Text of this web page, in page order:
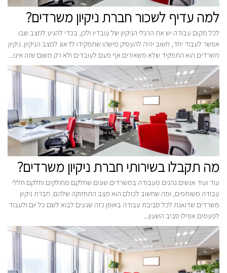
למה עדיף לשכור חברת ניקיון משרדים?
לכל מקום עבודה יש את הרגלי הניקיון של עובדיו ולכן, בכדי להגיע למצב שבו
אפשר לעבוד יחד, חשוב יהיה להעסיק מישהו שתפקידו לדאוג למצב הניקיון. ניקיון
משרדים הוא התפקיד שלא משאירים אף פעם לעובדים ולא רק משום שזה אינו...
מה תקבלו בשירותי חברת ניקיון משרדים?
עוד ועוד אנשים נהנים מעבודה במשרדים שונים שחלקם מחולקים וחלקם חללי
עבודה משותפים, ומה שחשוב לכולם הוא מצב התחזוקה שלהם. חברת ניקיון
משרדים שדואגת לכל סביבת עבודה באופן כזה שנעים לבוא לשם כל יום ולעבוד
לפעמים אפילו סביב השעון...